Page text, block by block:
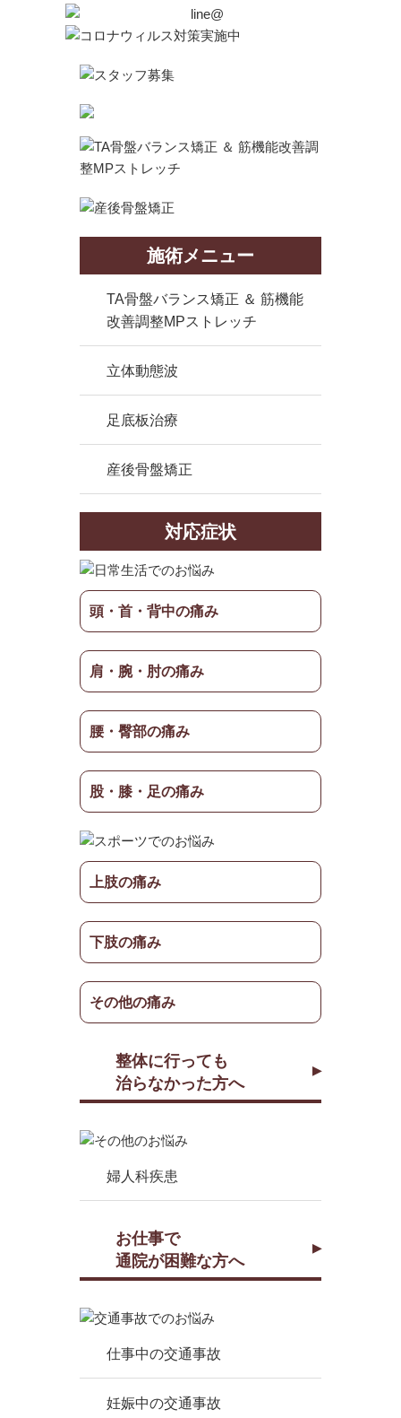
施術メニュー
TA骨盤バランス矯正 ＆ 筋機能
改善調整MPストレッチ
立体動態波
足底板治療
産後骨盤矯正
対応症状
頭・首・背中の痛み
肩・腕・肘の痛み
腰・臀部の痛み
股・膝・足の痛み
上肢の痛み
下肢の痛み
その他の痛み
整体に行っても
治らなかった方へ
婦人科疾患
お仕事で
通院が困難な方へ
仕事中の交通事故
妊娠中の交通事故